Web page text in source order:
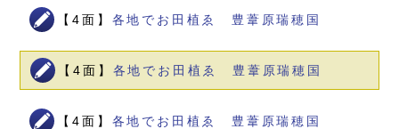
【4面】 各地でお田植ゑ 豊葦原瑞穂国
【4面】 各地でお田植ゑ 豊葦原瑞穂国
【4面】 各地でお田植ゑ 豊葦原瑞穂国